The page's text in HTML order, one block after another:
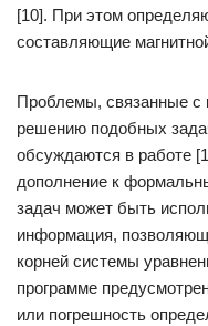
[10]. При этом
составляющие
Проблемы, связанные с
решению подобных
обсуждаются в работе
дополнение к
задач может быть
информация,
корней системы
программе
или погрешность